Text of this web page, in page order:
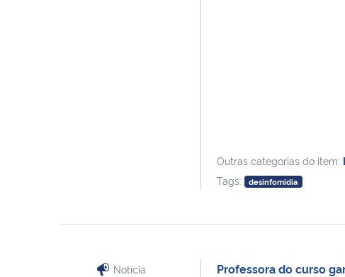
Outras categorias do item:
Tags:
desinfomidia
Notícia
Professora do curso